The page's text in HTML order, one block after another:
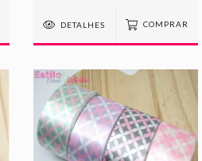
DETALHES COMPRAR